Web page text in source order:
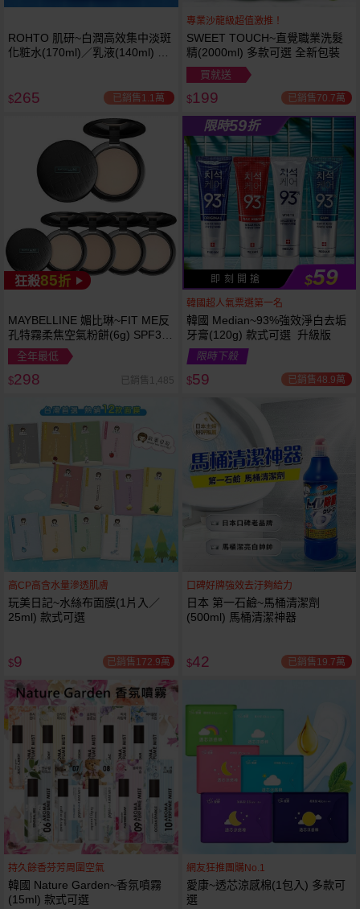
越多越
便宜
下單
立刻送
ROHTO 肌研~白潤高效集中淡斑
化粧水(170ml)／乳液(140ml) 款
$265 已銷售1.1萬
專業沙龍級超值激推！
SWEET TOUCH~直覺職業洗髮
精(2000ml) 多款可選 全新包裝
買就送
$199 已銷售70.7萬
狂殺85折
MAYBELLINE 媚比琳~FIT ME反
孔特霧柔焦空氣粉餅(6g) SPF32
PA+++ 款式可選 空氣小圓餅
全年最低
$298 已銷售1,485
限時59折
即 刻 開 搶 $59
韓國超人氣票選第一名
韓國 Median~93%強效淨白去垢
牙膏(120g) 款式可選 升級版
限時下殺
$59 已銷售48.9萬
高CP高含水量滲透肌膚
玩美日記~水絲布面膜(1片入／
25ml) 款式可選
$9 已銷售172.9萬
口碑好牌強效去汙夠給力
日本 第一石鹼~馬桶清潔劑
(500ml) 馬桶清潔神器
$42 已銷售19.7萬
持久餘香芬芳周圍空氣
韓國 Nature Garden~香氛噴霧
(15ml) 款式可選
網友狂推團購No.1
愛康~透芯涼感棉(1包入) 多款可
選